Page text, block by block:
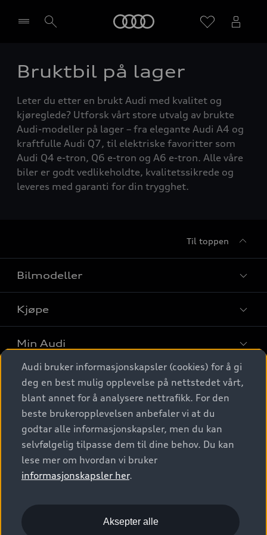
Velg forhandler
Bruktbil på lager
Leter du etter en brukt Audi med kvalitet og
kjøreglede? Utforsk vårt store utvalg av brukte
Audi-modeller på lager – fra elegante Audi A4 og
kraftfulle Audi Q7, til elektriske favoritter som
Audi Q4 e-tron, Q6 e-tron og A6 e-tron. Alle våre
biler er godt vedlikeholdte, kvalitetssikrede og
leveres med garanti for din trygghet.
Til toppen
Bilmodeller
Finn din Audi
Sammenlign bilmodeller
Elbiler
SUV
Stasjonsvogn
Sportback
S/RS
Konseptbiler og prototyper
Kjøpe
Kjøpshjelp
Biler på lager
Finn forhandler
Bestill prøvekjøring
Kontakt forhandler
Bilgarantier
Min Audi
Behold nybilfølelsen
Audi Originalt tilbehør
Verkstedtjenester
Digitale tjenester
Audi digitale tjenester
Audi connect
Functions on demand
Kom i gang med myAudi
Audi Norge
Kundeservice
Audi Driving Experience
© 2026 AUDI NORGE. All Rights Reserved.
Imprint
Audi bruker informasjonskapsler (cookies) for å gi
deg en best mulig opplevelse på nettstedet vårt,
blant annet for å analysere nettrafikk. For den
beste brukeropplevelsen anbefaler vi at du
godtar alle informasjonskapsler, men du kan
selvfølgelig tilpasse dem til dine behov. Du kan
lese mer om hvordan vi bruker
informasjonskapsler her.
Aksepter alle